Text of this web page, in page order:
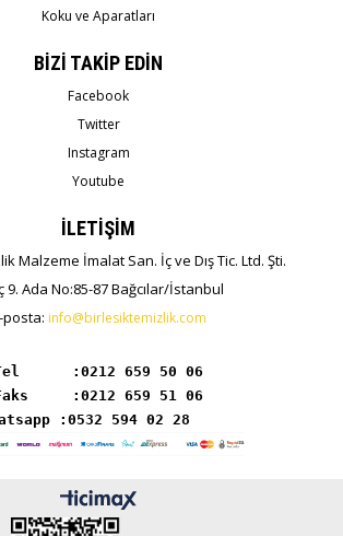
Koku ve Aparatları
BİZİ TAKİP EDİN
Facebook
Twitter
Instagram
Youtube
İLETİŞİM
Malzeme İmalat San. İç ve Dış Tic. Ltd. Şti.
9. Ada No:85-87 Bağcılar/İstanbul
posta: info@birlesiktemizlik.com
:
:0532 594 02 28